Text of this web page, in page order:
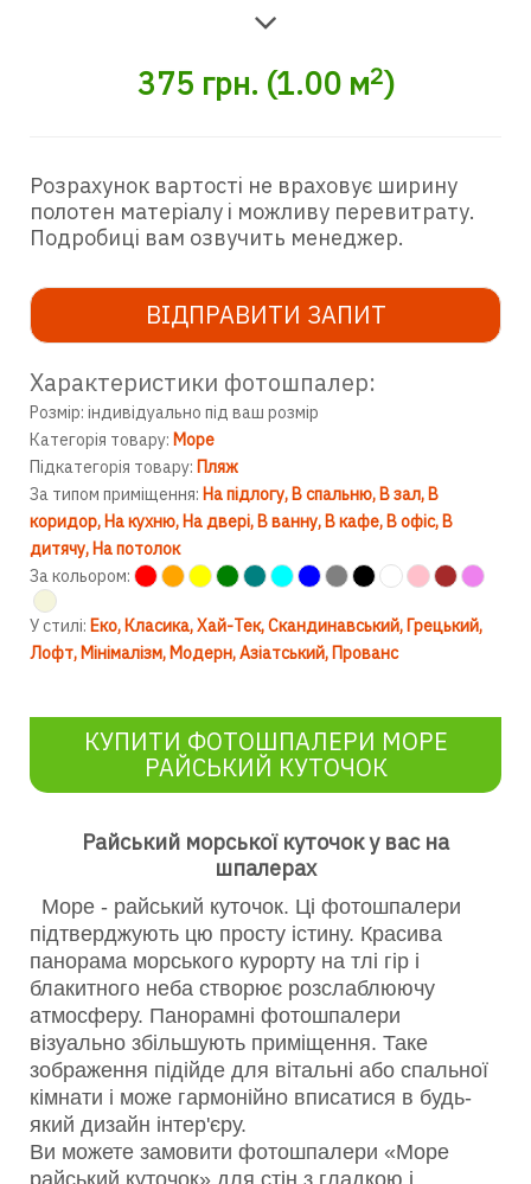
375 грн. (1.00м2)
Розрахунок вартості не враховує ширину
полотен матеріалу і можливу перевитрату.
Подробиці вам озвучить менеджер.
ВІДПРАВИТИ ЗАПИТ
Характеристики фотошпалер:
Розмір: індивідуально під ваш розмір
Категорія товару: Море
Підкатегорія товару: Пляж
За типом приміщення: На підлогу В спальню В зал В
коридор На кухню На двері В ванну В кафе В офіс В
дитячу На потолок
За кольором:
У стилі: Еко Класика Хай-Тек Скандинавський Грецький
Лофт Мінімалізм Модерн Азіатський Прованс
КУПИТИ ФОТОШПАЛЕРИ МОРЕ
РАЙСЬКИЙ КУТОЧОК
Райський морської куточок у вас на
шпалерах
Море - райський куточок. Ці фотошпалери
підтверджують цю просту істину. Красива
панорама морського курорту на тлі гір і
блакитного неба створює розслаблюючу
атмосферу. Панорамні фотошпалери
візуально збільшують приміщення. Таке
зображення підійде для вітальні або спальної
кімнати і може гармонійно вписатися в будь-
який дизайн інтер'єру.
Ви можете замовити фотошпалери «Море